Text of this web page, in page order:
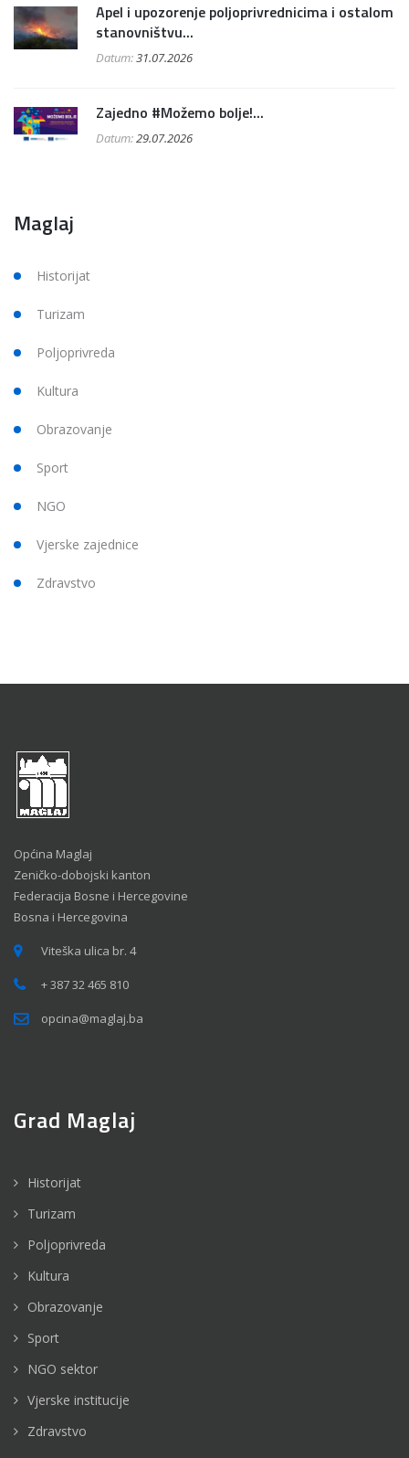
Apel i upozorenje poljoprivrednicima i ostalom
stanovništvu...
Datum:31.07.2026
Zajedno #Možemo bolje!...
Datum:29.07.2026
Maglaj
Historijat
Turizam
Poljoprivreda
Kultura
Obrazovanje
Sport
NGO
Vjerske zajednice
Zdravstvo
Općina Maglaj
Zeničko-dobojski kanton
Federacija Bosne i Hercegovine
Bosna i Hercegovina
Viteška ulica br. 4
+ 387 32 465 810
opcina@maglaj.ba
Grad Maglaj
Historijat
Turizam
Poljoprivreda
Kultura
Obrazovanje
Sport
NGO sektor
Vjerske institucije
Zdravstvo